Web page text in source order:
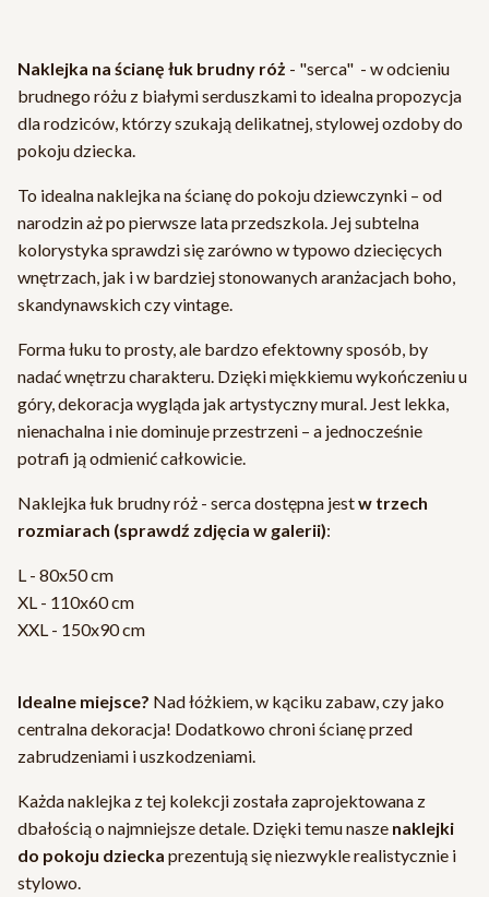
Naklejka na ścianę łuk brudny róż - "serca" - w odcieniu
brudnego różu z białymi serduszkami to idealna propozycja
dla rodziców, którzy szukają delikatnej, stylowej ozdoby do
pokoju dziecka.
To idealna naklejka na ścianę do pokoju dziewczynki – od
narodzin aż po pierwsze lata przedszkola. Jej subtelna
kolorystyka sprawdzi się zarówno w typowo dziecięcych
wnętrzach, jak i w bardziej stonowanych aranżacjach boho,
skandynawskich czy vintage.
Forma łuku to prosty, ale bardzo efektowny sposób, by
nadać wnętrzu charakteru. Dzięki miękkiemu wykończeniu u
góry, dekoracja wygląda jak artystyczny mural. Jest lekka,
nienachalna i nie dominuje przestrzeni – a jednocześnie
potrafi ją odmienić całkowicie.
Naklejka łuk brudny róż - serca dostępna jestw trzech
rozmiarach (sprawdź zdjęcia w galerii):
L - 80x50 cm
XL - 110x60 cm
XXL - 150x90 cm
Idealne miejsce? Nad łóżkiem, w kąciku zabaw, czy jako
centralna dekoracja! Dodatkowo chroni ścianę przed
zabrudzeniami i uszkodzeniami.
Każda naklejka z tej kolekcji została zaprojektowana z
dbałością o najmniejsze detale. Dzięki temu nasze naklejki
do pokoju dziecka prezentują się niezwykle realistycznie i
stylowo.